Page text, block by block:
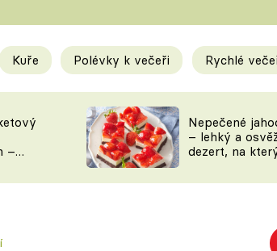
Tipy a triky
KAM ZA JÍDLEM
VYCHYTÁVKY
Kuře Polévky k večeři Rychlé
–
Nepečené
– lehký a
dezert, na